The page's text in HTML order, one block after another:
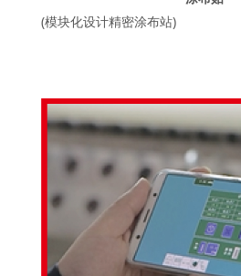
(模块化设计精密涂布站)